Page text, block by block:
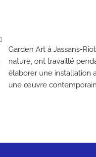
Garden Art à Jassans-
nature, ont travaillé
élaborer une installation
une œuvre